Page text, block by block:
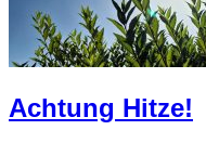
Achtung Hitze!